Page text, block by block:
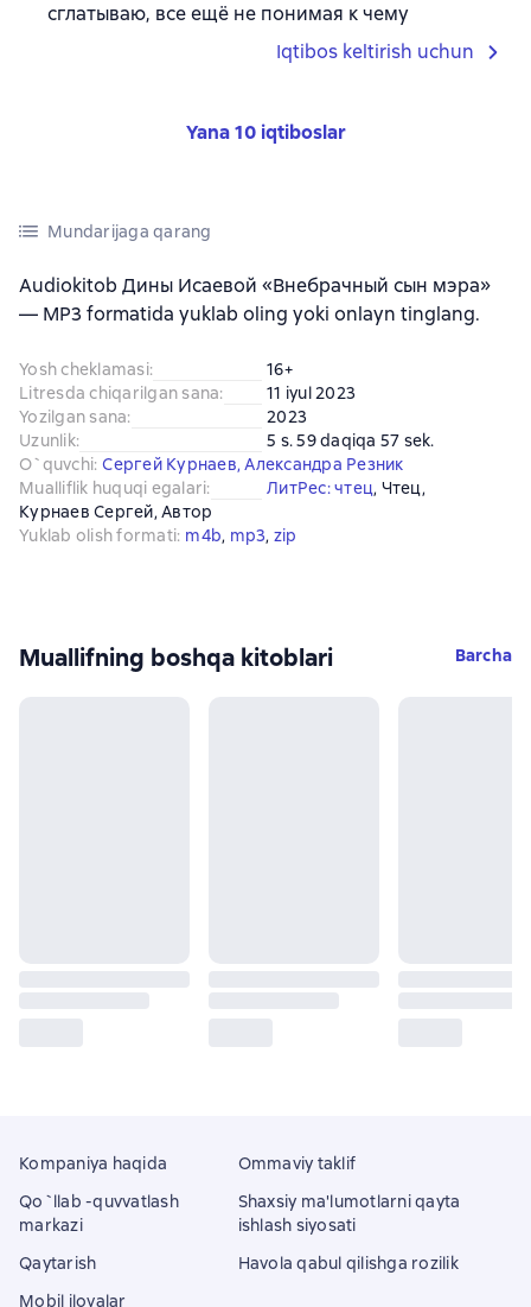
сглатываю, все ещё не понимая к чему
Iqtibos keltirish uchun
Yana 10 iqtiboslar
Mundarijaga qarang
Audiokitob Дины Исаевой «Внебрачный сын мэра»
— MP3 formatida yuklab oling yoki onlayn tinglang.
Yosh cheklamasi:
16+
Litresda chiqarilgan sana:
11 iyul 2023
Yozilgan sana:
2023
Uzunlik:
5 s. 59 daqiqa 57 sek.
O`quvchi: Сергей Курнаев,Александра Резник
Mualliflik huquqi egalari: ЛитРес: чтец, Чтец,
Курнаев Сергей, Автор
Yuklab olish formati: m4b, mp3, zip
Muallifning boshqa kitoblari Barcha
Kompaniya haqida
Qo`llab -quvvatlash
markazi
Qaytarish
Mobil ilovalar
Ommaviy taklif
Shaxsiy ma'lumotlarni qayta
ishlash siyosati
Havola qabul qilishga rozilik